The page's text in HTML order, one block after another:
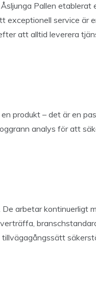
Pallen etablerat
exceptionell service är
att alltid leverera
produkt – det är en
analys för att
De arbetar kontinuerligt